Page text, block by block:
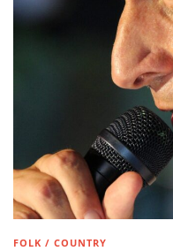
FOLK / COUNTRY